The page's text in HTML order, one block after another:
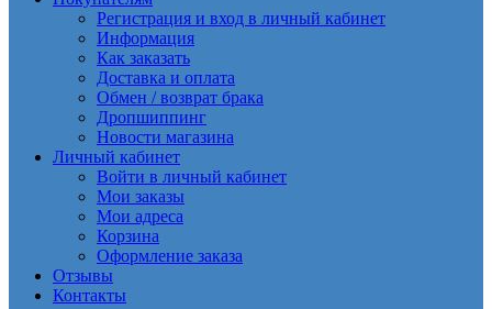
Регистрация и вход в личный кабинет
Информация
Как заказать
Доставка и оплата
Обмен / возврат брака
Дропшиппинг
Новости магазина
Личный кабинет
Войти в личный кабинет
Мои заказы
Мои адреса
Корзина
Оформление заказа
Отзывы
Контакты